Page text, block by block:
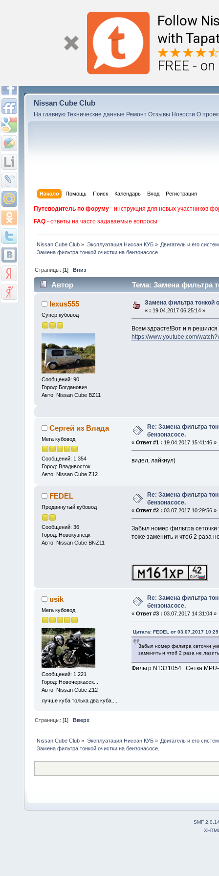
Follow
with
FREE -
Nissan Cube Club
На главную Технические данные Ремонт Отзывы Новости О
Начало Помощь Поиск Календарь Вход Регистрация
Путеводитель по форуму - инструкция для новых участников
FAQ - ответы на часто задаваемые вопросы
Nissan Cube Club » Эксплуатация Ниссан КУБ» Двигатель и его
Замена фильтра тонкой очистки на бензонасосе.
Страницы: [1]Вниз
Автор Тема: Замена фильтра
lexus555
Супер кубовод
Сообщений: 90
Город: Богданович
Авто: Nissan Cube BZ11
Замена фильтра тонкой
« : 19.04.2017 06:25:14 »
Всем здрасте!Вот и я
https://www.youtube.com/
Сергей из Влада
Мега кубовод
Сообщений: 1 354
Город: Владивосток
Авто: Nissan Cube Z12
Re: Замена фильтра
бензонасосе.
« Ответ #1 : 19.04.2017 15:41:46 »
видел, лайкнул)
FEDEL
Продвинутый кубовод
Сообщений: 36
Город: Новокузнецк
Авто: Nissan Cube BNZ11
Re: Замена фильтра
бензонасосе.
« Ответ #2 : 03.07.2017 10:29:56 »
Забыл номер фильтра
тоже заменить и чтоб 2 раза
usik
Мега кубовод
Сообщений: 1 221
Город: Новочеркасск....
Авто: Nissan Cube Z12
лучше куба толька два куба....
Re: Замена фильтра
бензонасосе.
« Ответ #3 : 03.07.2017 14:31:04 »
Цитата: FEDEL от 03.07.2017
Забыл номер фильтра сеточки
заменить и чтоб 2 раза не
Фильтр N1331054. Сетка
Страницы: [1]Вверх
Nissan Cube Club » Эксплуатация Ниссан КУБ» Двигатель и его
Замена фильтра тонкой очистки на бензонасосе.
SMF